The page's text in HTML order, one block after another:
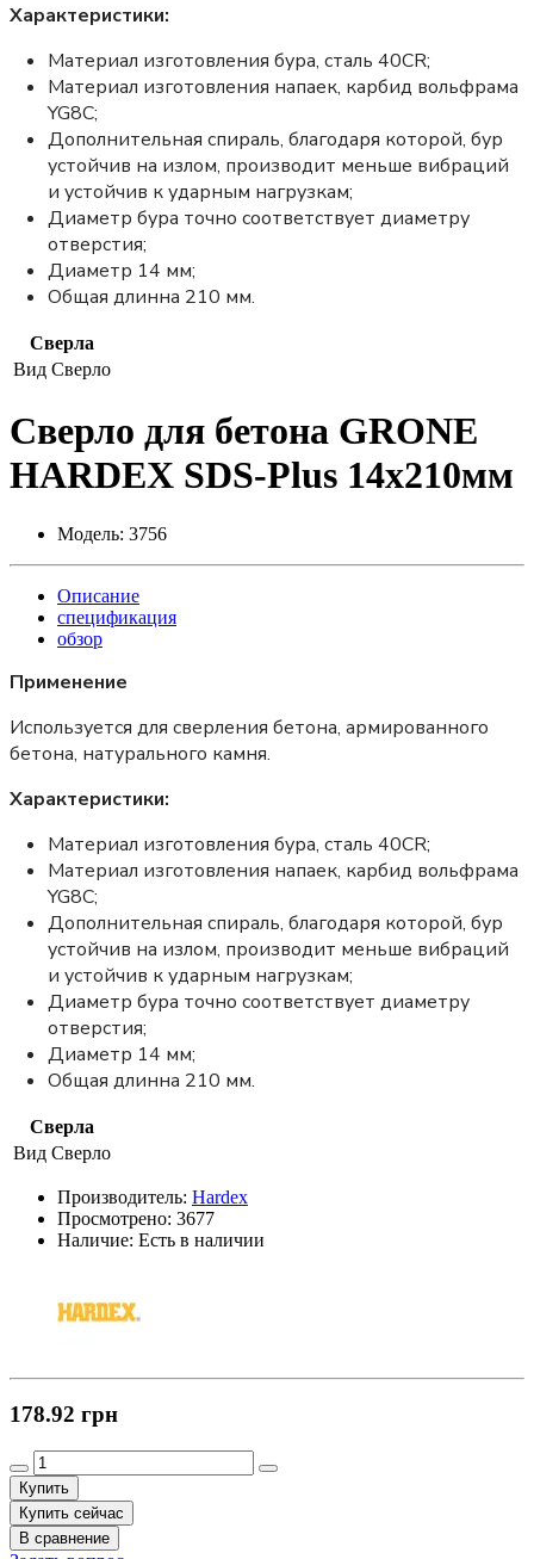
Характеристики:
Материал изготовления бура, сталь 40CR;
Материал изготовления напаек, карбид вольфрама
YG8C;
Дополнительная спираль, благодаря которой, бур
устойчив на излом, производит меньше вибраций
и устойчив к ударным нагрузкам;
Диаметр бура точно соответствует диаметру
отверстия;
Диаметр 14 мм;
Общая длинна 210 мм.
Сверла
Вид Сверло
Сверло для бетона GRONE
HARDEX SDS-Plus 14x210мм
Модель: 3756
Описание
спецификация
обзор
Применение
Используется для сверления бетона, армированного
бетона, натурального камня.
Характеристики:
Материал изготовления бура, сталь 40CR;
Материал изготовления напаек, карбид вольфрама
YG8C;
Дополнительная спираль, благодаря которой, бур
устойчив на излом, производит меньше вибраций
и устойчив к ударным нагрузкам;
Диаметр бура точно соответствует диаметру
отверстия;
Диаметр 14 мм;
Общая длинна 210 мм.
Сверла
Вид Сверло
Производитель: Hardex
Просмотрено: 3677
Наличие: Есть в наличии
178.92 грн
Купить
Купить сейчас
В сравнение